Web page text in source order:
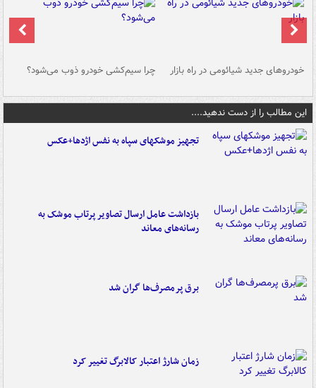
خودروهای جدید شیائومی در راه بازار چرا سیم‌کشی خودرو ذوب می‌شود؟
این مطالب را از دست ندهید....
تجهیز موشکهای سپاه به نفس اژدها+عکس
بازداشت عامل ارسال تصاویر پرتاب موشک به
رسانه‌های معاند
برق پرمصرف‌ها گران شد
زمان شارژ اعتبار کالابرگ تغییر کرد